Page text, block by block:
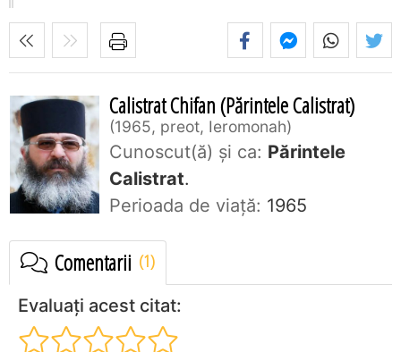
Calistrat Chifan (Părintele Calistrat)
1965, preot, Ieromonah
Cunoscut(ă) și ca: Părintele
Calistrat.
Perioada de viaţă: 1965
Comentarii
Evaluați acest citat: